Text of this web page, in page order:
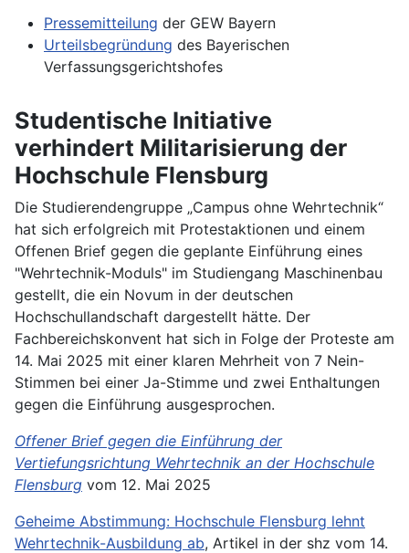
Pressemitteilung der GEW Bayern
Urteilsbegründung des Bayerischen
Verfassungsgerichtshofes
Studentische Initiative
verhindert Militarisierung der
Hochschule Flensburg
Die Studierendengruppe „Campus ohne Wehrtechnik“
hat sich erfolgreich mit Protestaktionen und einem
Offenen Brief gegen die geplante Einführung eines
"Wehrtechnik-Moduls" im Studiengang Maschinenbau
gestellt, die ein Novum in der deutschen
Hochschullandschaft dargestellt hätte. Der
Fachbereichskonvent hat sich in Folge der Proteste am
14. Mai 2025 mit einer klaren Mehrheit von 7 Nein-
Stimmen bei einer Ja-Stimme und zwei Enthaltungen
gegen die Einführung ausgesprochen.
Offener Brief gegen die Einführung der
Vertiefungsrichtung Wehrtechnik an der Hochschule
Flensburg vom 12. Mai 2025
Geheime Abstimmung: Hochschule Flensburg lehnt
Wehrtechnik-Ausbildung ab, Artikel in der shz vom 14.